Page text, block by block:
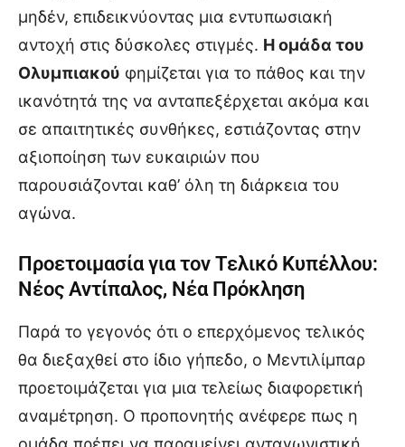
μηδέν, επιδεικνύοντας μια εντυπωσιακή
αντοχή στις δύσκολες στιγμές. Η ομάδα του
Ολυμπιακού φημίζεται για το πάθος και την
ικανότητά της να ανταπεξέρχεται ακόμα και
σε απαιτητικές συνθήκες, εστιάζοντας στην
αξιοποίηση των ευκαιριών που
παρουσιάζονται καθ’ όλη τη διάρκεια του
αγώνα.
Προετοιμασία για τον Τελικό Κυπέλλου:
Νέος Αντίπαλος, Νέα Πρόκληση
Παρά το γεγονός ότι ο επερχόμενος τελικός
θα διεξαχθεί στο ίδιο γήπεδο, ο Μεντιλίμπαρ
προετοιμάζεται για μια τελείως διαφορετική
αναμέτρηση. Ο προπονητής ανέφερε πως η